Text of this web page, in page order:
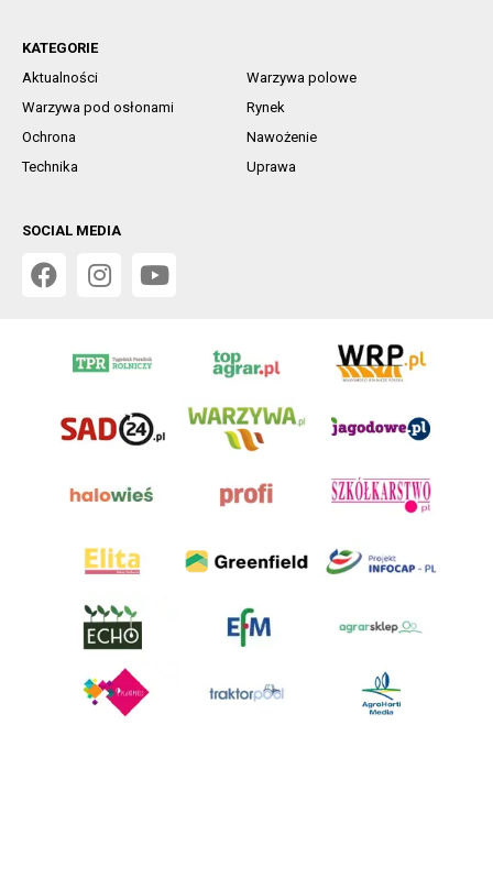
KATEGORIE
Aktualności
Warzywa polowe
Warzywa pod osłonami
Rynek
Ochrona
Nawożenie
Technika
Uprawa
SOCIAL MEDIA